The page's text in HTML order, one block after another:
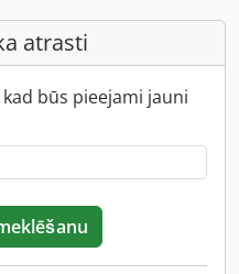
atrasti
būs pieejami jauni